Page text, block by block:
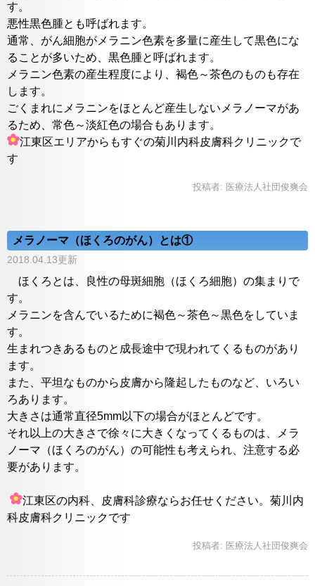
す。
悪性黒色腫とも呼ばれます。
通常、がん細胞がメラニン色素を多量に産生して黒色にな
ることが多いため、黒色腫と呼ばれます。
メラニン色素の産生程度により、褐色～茶色のものも存在
します。
ごくまれにメラニンをほとんど産生しないメラノーマがあ
るため、常色～淡紅色の場合もあります。
江東区エリアからもすぐの菊川内科皮膚科クリニックで
す
投稿者: 医療法人社団俊爽会
メラノーマ（ほくろのがん）とは①
2018.04.13更新
ほくろとは、良性の母斑細胞（ほくろ細胞）の集まりで
す。
メラニンを含んでいるために褐色～茶色～黒色をしていま
す。
生まれつきあるものと成長途中で現われてくるものがあり
ます。
また、平坦なものから皮膚から隆起したものなど、いろい
ろあります。
大きさは通常直径5mm以下の場合がほとんどです。
それ以上の大きさで徐々に大きくなってくるものは、メラ
ノーマ（ほくろのがん）の可能性も考えられ、注意する必
要があります。
江東区の内科、皮膚科診療ならお任せください。菊川内
科皮膚科クリニックです
投稿者: 医療法人社団俊爽会